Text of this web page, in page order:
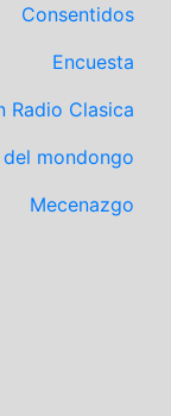
Consentidos
Encuesta
Radio Clasica
mondongo
Mecenazgo